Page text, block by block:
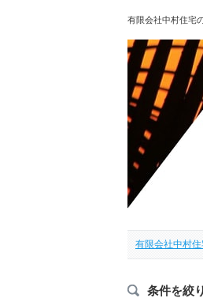
有限会社中村住宅
有限会社中村
条件を絞